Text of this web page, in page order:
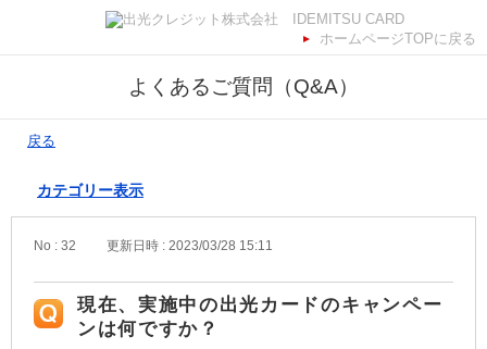
ホームページTOPに戻る
よくあるご質問（Q&A）
戻る
カテゴリー表示
No : 32 更新日時 : 2023/03/28 15:11
現在、実施中の出光カードのキャンペー
ンは何ですか？